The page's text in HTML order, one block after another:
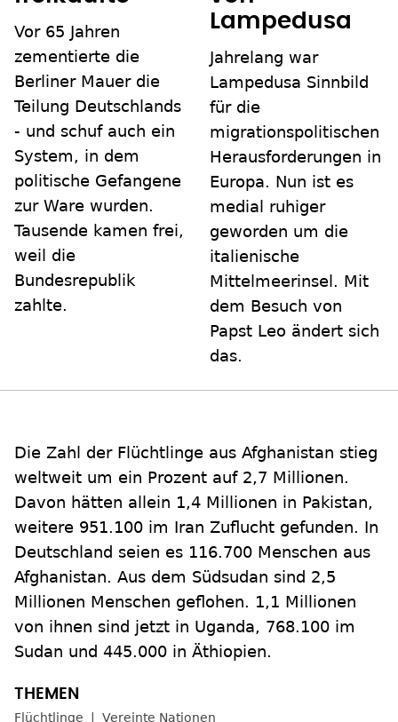
Vor 65 Jahren
zementierte die
Berliner Mauer die
Teilung Deutschlands
- und schuf auch ein
System, in dem
politische Gefangene
zur Ware wurden.
Tausende kamen frei,
weil die
Bundesrepublik
zahlte.
Lampedusa
Jahrelang war
Lampedusa Sinnbild
für die
migrationspolitischen
Herausforderungen in
Europa. Nun ist es
medial ruhiger
geworden um die
italienische
Mittelmeerinsel. Mit
dem Besuch von
Papst Leo ändert sich
das.
Die Zahl der Flüchtlinge aus Afghanistan stieg
weltweit um ein Prozent auf 2,7 Millionen.
Davon hätten allein 1,4 Millionen in Pakistan,
weitere 951.100 im Iran Zuflucht gefunden. In
Deutschland seien es 116.700 Menschen aus
Afghanistan. Aus dem Südsudan sind 2,5
Millionen Menschen geflohen. 1,1 Millionen
von ihnen sind jetzt in Uganda, 768.100 im
Sudan und 445.000 in Äthiopien.
Flüchtlinge Vereinte Nationen